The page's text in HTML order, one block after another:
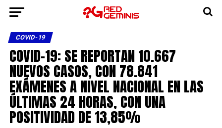
COVID-19
COVID-19: SE REPORTAN 10.667
NUEVOS CASOS, CON 78.841
EXÁMENES A NIVEL NACIONAL EN LAS
ÚLTIMAS 24 HORAS, CON UNA
POSITIVIDAD DE 13,85%